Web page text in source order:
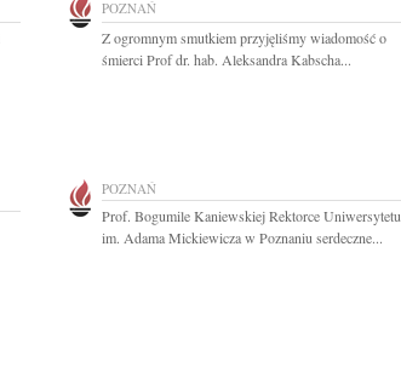
POZNAŃ
Z ogromnym smutkiem przyjęliśmy wiadomość o
śmierci Prof dr. hab. Aleksandra Kabscha...
POZNAŃ
Prof. Bogumile Kaniewskiej Rektorce Uniwersytetu
im. Adama Mickiewicza w Poznaniu serdeczne...